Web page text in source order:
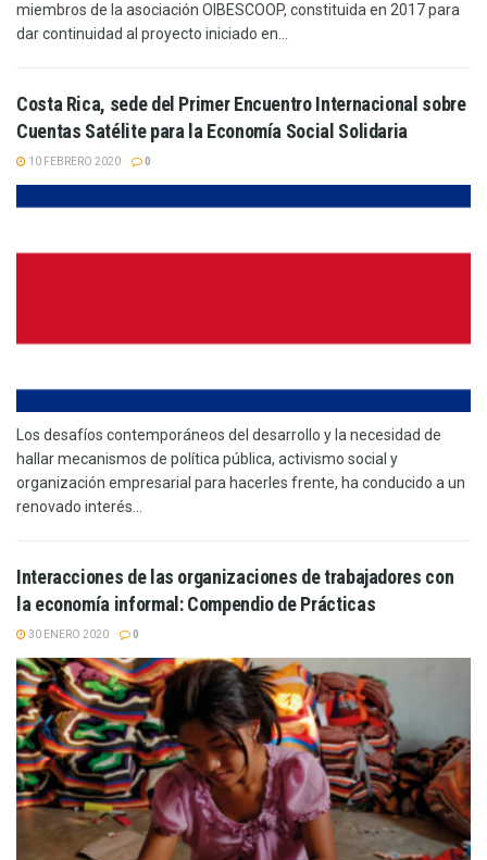
miembros de la asociación OIBESCOOP, constituida en 2017 para
dar continuidad al proyecto iniciado en...
Costa Rica, sede del Primer Encuentro Internacional sobre
Cuentas Satélite para la Economía Social Solidaria
10 FEBRERO 2020 0
Los desafíos contemporáneos del desarrollo y la necesidad de
hallar mecanismos de política pública, activismo social y
organización empresarial para hacerles frente, ha conducido a un
renovado interés...
Interacciones de las organizaciones de trabajadores con
la economía informal: Compendio de Prácticas
30 ENERO 2020 0